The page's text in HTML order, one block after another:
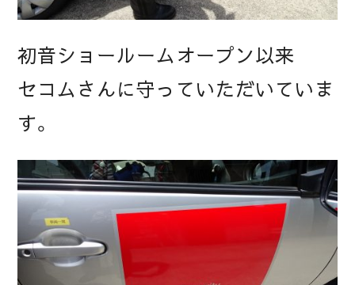
初音ショールームオープン以来
セコムさんに守っていただいていま
す。